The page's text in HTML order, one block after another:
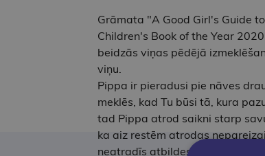
Grāmata "A Good Girl's Guide
Children's Book of the Year
beidzās viņas pēdējā
viņu.
Pippa ir pieradusi pie nāves
meklēs, kad Tu būsi tā, kura
tad Pippa atrod saikni starp
ka aiz restēm atrodas
neatradīs atbildes, šoreiz tā būs